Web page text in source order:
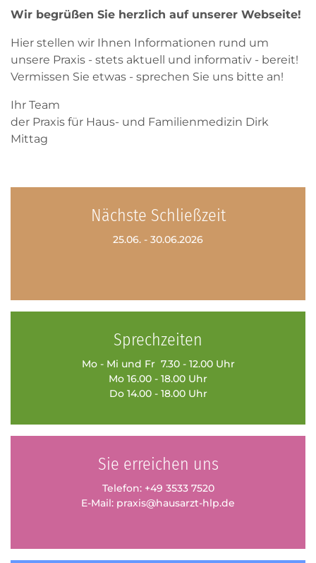
Wir begrüßen Sie herzlich auf unserer Webseite!
Hier stellen wir Ihnen Informationen rund um
unsere Praxis - stets aktuell und informativ - bereit!
Vermissen Sie etwas - sprechen Sie uns bitte an!
Ihr Team
der Praxis für Haus- und Familienmedizin Dirk
Mittag
Nächste Schließzeit
25.06. - 30.06.2026
Sprechzeiten
Mo - Mi und Fr 7.30 - 12.00 Uhr
Mo 16.00 - 18.00 Uhr
Do 14.00 - 18.00 Uhr
Sie erreichen uns
Telefon: +49 3533 7520
E-Mail: praxis@hausarzt-hlp.de